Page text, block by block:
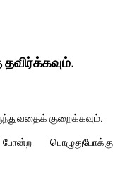
குறைக்கவும்.
பொழுதுபோக்கு